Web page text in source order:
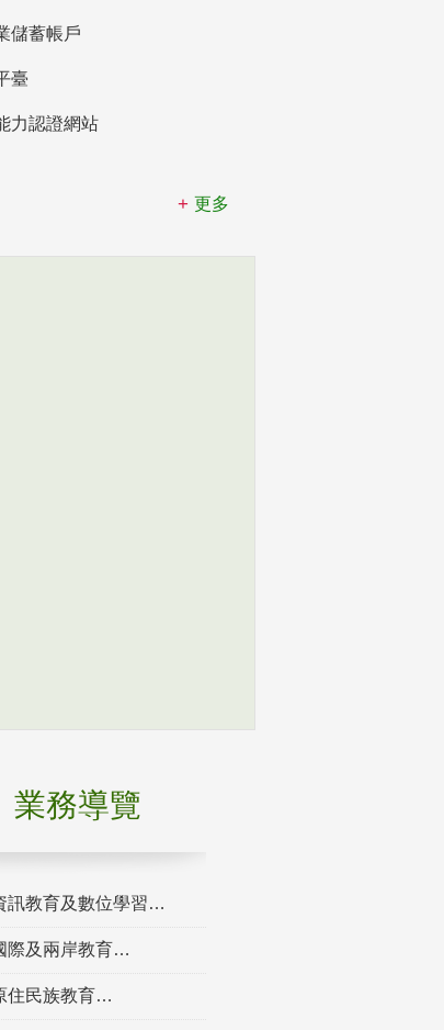
儲蓄帳戶
臺
力認證網站
更多
業務導覽
訊教育及數位學習
際及兩岸教育
住民族教育